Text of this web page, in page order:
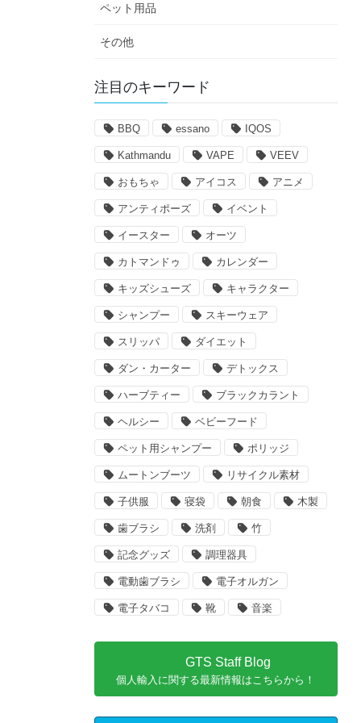
ペット用品
その他
注目のキーワード
BBQ essano IQOS
Kathmandu VAPE VEEV
おもちゃ アイコス アニメ
アンティポーズ イベント
イースター オーツ
カトマンドゥ カレンダー
キッズシューズ キャラクター
シャンプー スキーウェア
スリッパ ダイエット
ダン・カーター デトックス
ハーブティー ブラックカラント
ヘルシー ベビーフード
ペット用シャンプー ポリッジ
ムートンブーツ リサイクル素材
子供服 寝袋 朝食 木製
歯ブラシ 洗剤 竹
記念グッズ 調理器具
電動歯ブラシ 電子オルガン
電子タバコ 靴 音楽
GTS Staff Blog
個人輸入に関する最新情報はこちらから！